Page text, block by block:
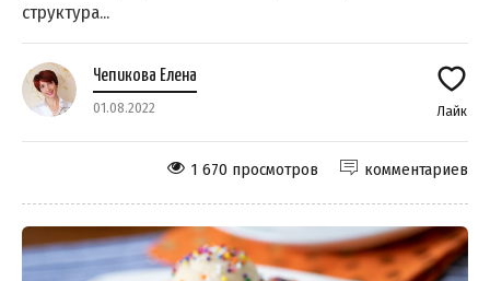
структура...
Чепикова Елена
01.08.2022 Лайк
комментариев
1 670 просмотров